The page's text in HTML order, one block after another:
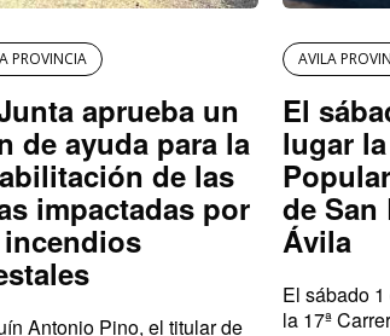
PROVINCIA
aprueba un
de ayuda para la
de las
impactadas por
Antonio Pino, el titular de
AVILA
El
lugar la
de San
Ávila
El sábado
la 17ª